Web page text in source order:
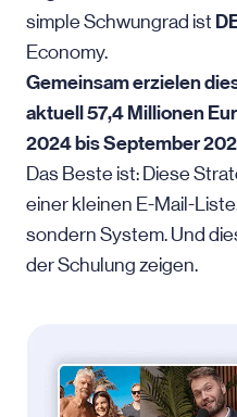
simple Schwungrad ist
Economy.
Gemeinsam erzielen
aktuell 57,4 Millionen
2024 bis September
Das Beste ist: Diese
einer kleinen E-Mail-
sondern System. Und
der Schulung zeigen.